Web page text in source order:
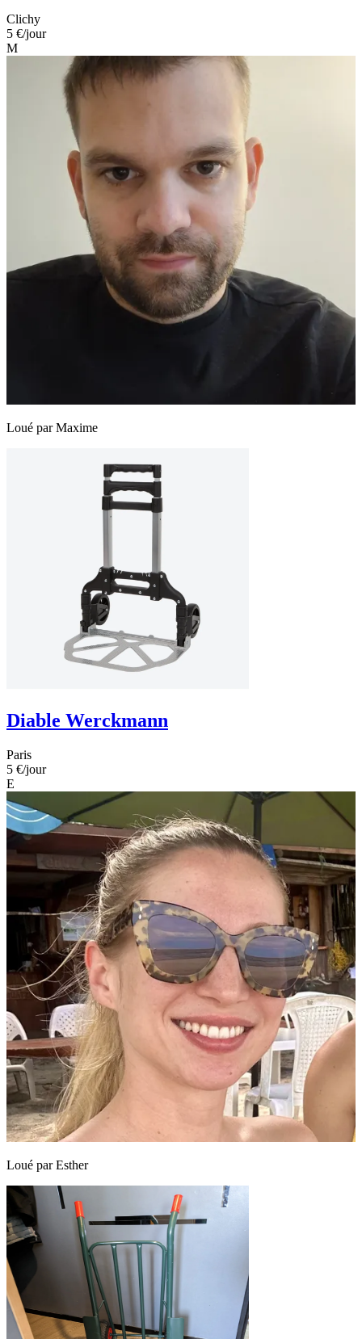
Clichy
5 €/jour
M
Loué parMaxime
Diable Werckmann
Paris
5 €/jour
E
Loué parEsther